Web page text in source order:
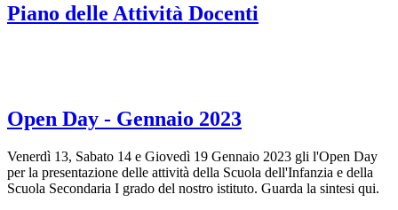
Piano delle Attività Docenti
Open Day - Gennaio 2023
Venerdì 13, Sabato 14 e Giovedì 19 Gennaio 2023 gli l'Open Day
per la presentazione delle attività della Scuola dell'Infanzia e della
Scuola Secondaria I grado del nostro istituto. Guarda la sintesi qui.